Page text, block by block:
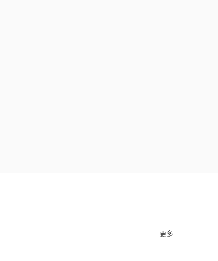
更多